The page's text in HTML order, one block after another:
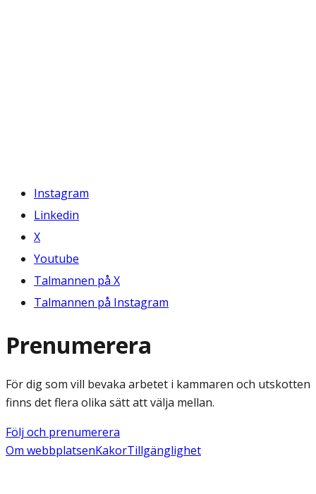
Instagram
Linkedin
X
Youtube
Talmannen på X
Talmannen på Instagram
Prenumerera
För dig som vill bevaka arbetet i kammaren och utskotten
finns det flera olika sätt att välja mellan.
Följ och prenumerera
Om webbplatsenKakorTillgänglighet